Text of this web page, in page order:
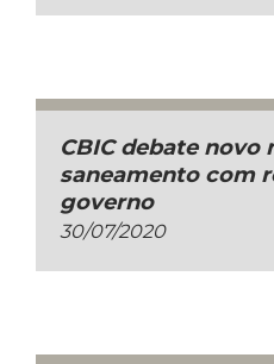
CBIC debate novo
saneamento com
governo
30/07/2020